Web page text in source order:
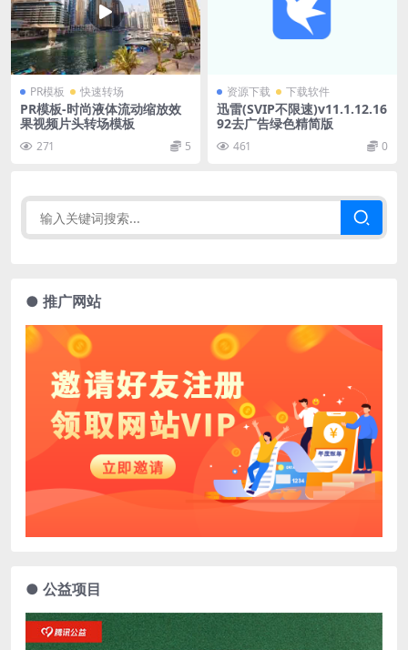
PR模板 快速转场
PR模板-时尚液体流动缩放效
果视频片头转场模板
271 5
资源下载 下载软件
迅雷(SVIP不限速)v11.1.12.16
92去广告绿色精简版
461 0
● 推广网站
● 公益项目